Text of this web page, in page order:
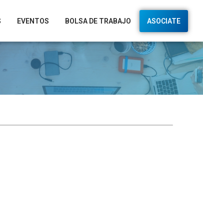
EVENTOS BOLSA DE TRABAJO ASOCIATE